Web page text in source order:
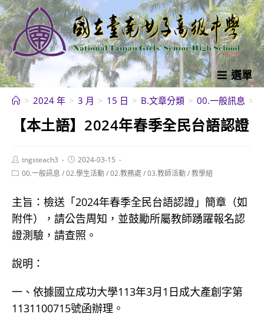
跳
轉
至
主
要
內
選單
> 2024 年 > 3 月 > 15 日 > B.文章分類 > 00.一般訊息 >
【本土語】2024年春季全民台語認證
Post
author:
tngsteach3
Post
published:
2024-03-15
Post00.一般訊息 /02.學生活動/02.教務處 /03.教師活動/教學組
主旨：檢送「2024年春季全民台語認證」簡章（如
附件），請公告周知，並鼓勵所屬教師踴躍報名認
證測驗，請查照。
說明：
一、依據國立成功大學113年3月1日成大產創字第
1131100715號函辦理。